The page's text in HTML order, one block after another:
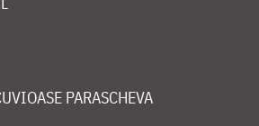
PARASCHEVA